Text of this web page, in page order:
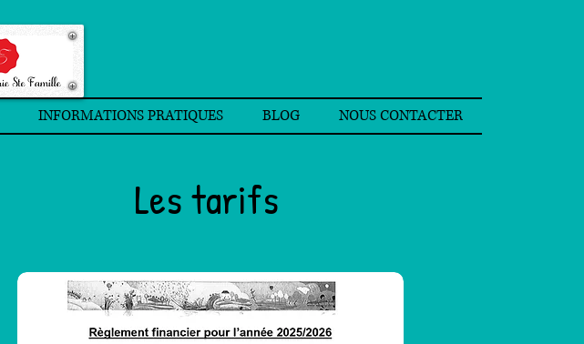
INFORMATIONS PRATIQUES BLOG NOUS CONTACTER
Les tarifs